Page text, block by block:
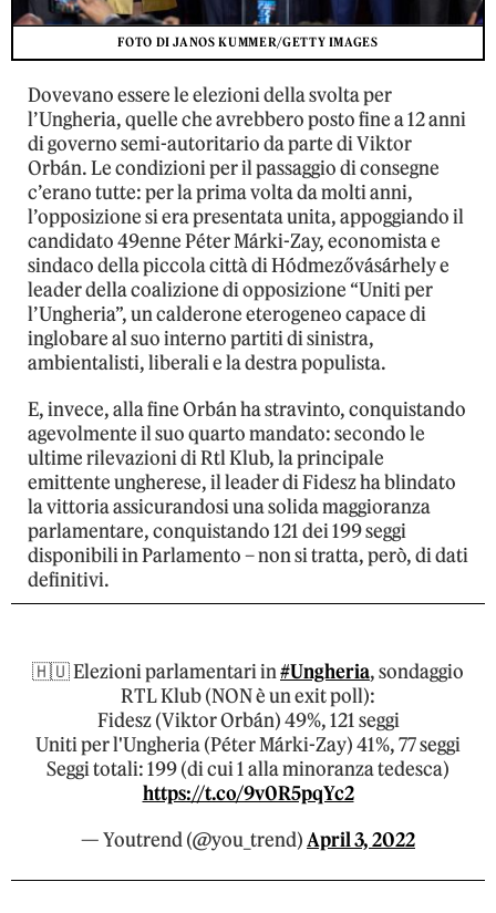
FOTO DI JANOS KUMMER/GETTY IMAGES
Dovevano essere le elezioni della svolta per
l’Ungheria, quelle che avrebbero posto fine a 12 anni
di governo semi-autoritario da parte di Viktor
Orbán. Le condizioni per il passaggio di consegne
c’erano tutte: per la prima volta da molti anni,
l’opposizione si era presentata unita, appoggiando il
candidato 49enne Péter Márki-Zay, economista e
sindaco della piccola città di Hódmezővásárhely e
leader della coalizione di opposizione “Uniti per
l’Ungheria”, un calderone eterogeneo capace di
inglobare al suo interno partiti di sinistra,
ambientalisti, liberali e la destra populista.
E, invece, alla fine Orbán ha stravinto, conquistando
agevolmente il suo quarto mandato: secondo le
ultime rilevazioni di Rtl Klub, la principale
emittente ungherese, il leader di Fidesz ha blindato
la vittoria assicurandosi una solida maggioranza
parlamentare, conquistando 121 dei 199 seggi
disponibili in Parlamento – non si tratta, però, di dati
definitivi.
🇭🇺 Elezioni parlamentari in#Ungheria, sondaggio
RTL Klub (NON è un exit poll):
Fidesz (Viktor Orbán) 49%, 121 seggi
Uniti per l'Ungheria (Péter Márki-Zay) 41%, 77 seggi
Seggi totali: 199 (di cui 1 alla minoranza tedesca)
https://t.co/9v0R5pqYc2
— Youtrend (@you_trend)April 3, 2022